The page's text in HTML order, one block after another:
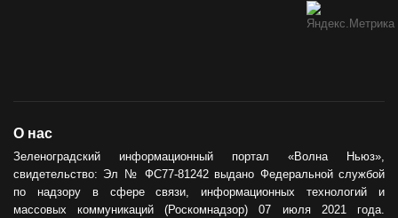
О нас
Зеленоградский информационный портал «Волна Ньюз»,
свидетельство: Эл № ФС77-81242 выдано Федеральной службой
по надзору в сфере связи, информационных технологий и
массовых коммуникаций (Роскомнадзор) 07 июля 2021 года.